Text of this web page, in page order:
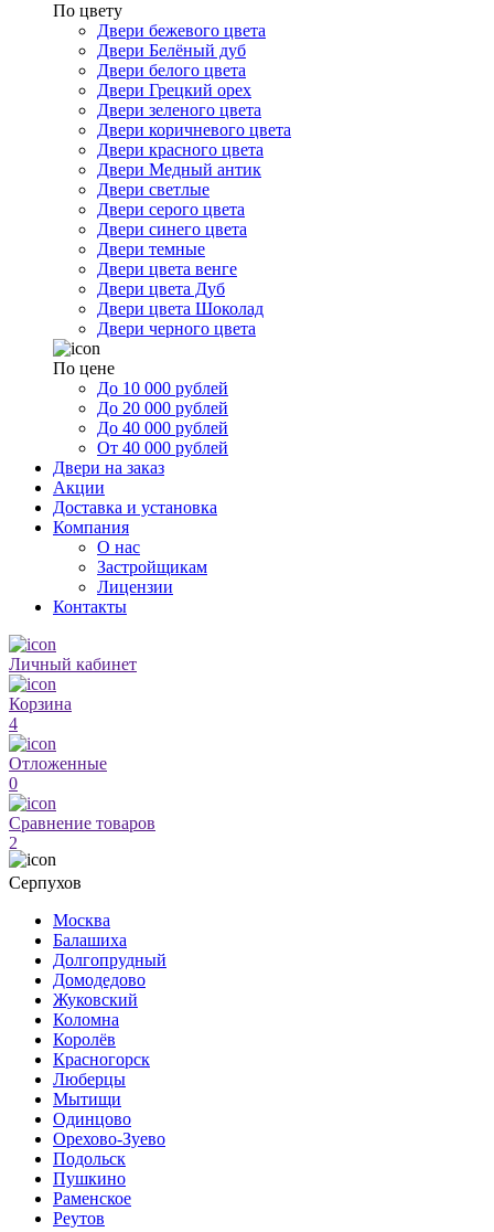
По цвету
Двери бежевого цвета
Двери Белёный дуб
Двери белого цвета
Двери Грецкий орех
Двери зеленого цвета
Двери коричневого цвета
Двери красного цвета
Двери Медный антик
Двери светлые
Двери серого цвета
Двери синего цвета
Двери темные
Двери цвета венге
Двери цвета Дуб
Двери цвета Шоколад
Двери черного цвета
По цене
До 10 000 рублей
До 20 000 рублей
До 40 000 рублей
От 40 000 рублей
Двери на заказ
Акции
Доставка и установка
Компания
О нас
Застройщикам
Лицензии
Контакты
Личный кабинет
Корзина
4
Отложенные
0
Сравнение товаров
2
Серпухов
Москва
Балашиха
Долгопрудный
Домодедово
Жуковский
Коломна
Королёв
Красногорск
Люберцы
Мытищи
Одинцово
Орехово-Зуево
Подольск
Пушкино
Раменское
Реутов